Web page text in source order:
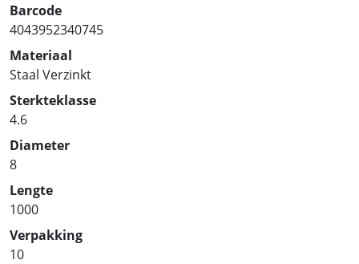
Barcode
4043952340745
Materiaal
Staal Verzinkt
Sterkteklasse
4.6
Diameter
8
Lengte
1000
Verpakking
10